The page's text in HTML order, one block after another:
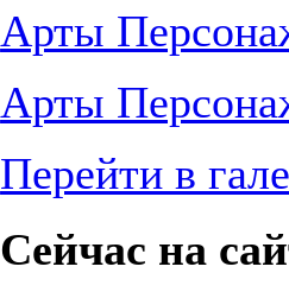
Арты
Арты
Перейти в
Сейчас на